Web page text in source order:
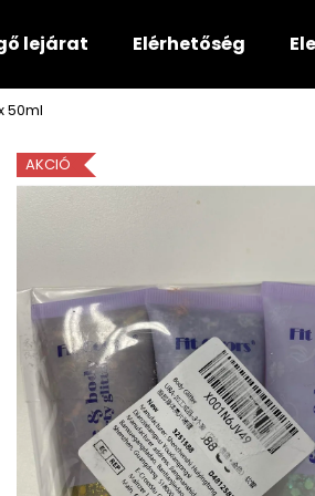
lejárat Elérhetőség
50ml
AKCIÓ
Ajánljuk